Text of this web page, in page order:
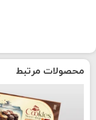
محصولات مرتبط